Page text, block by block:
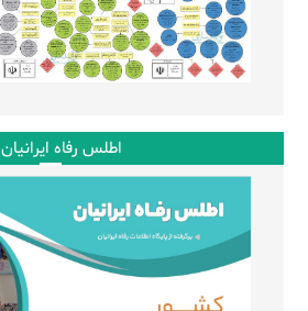
اطلس رفاه ایرانیان